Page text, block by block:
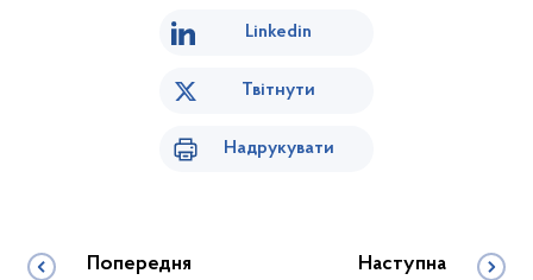
Linkedin
Твітнути
Надрукувати
Попередня Наступна